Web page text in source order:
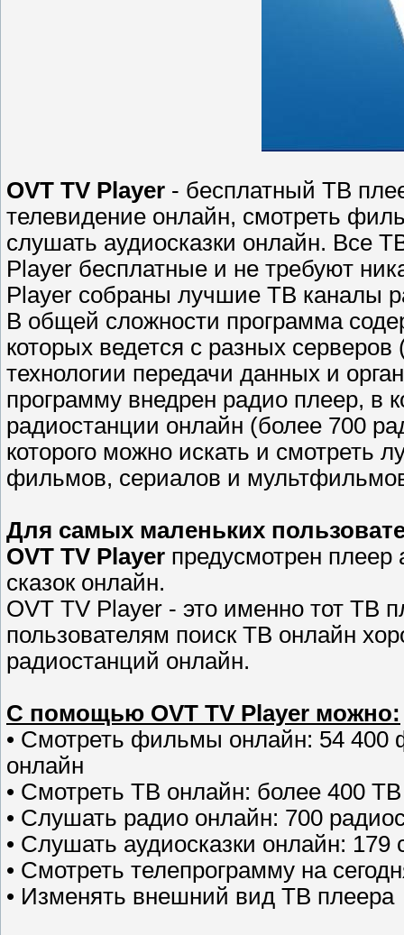
OVT TV Player - бесплатный ТВ
телевидение онлайн, смотреть
слушать аудиосказки онлайн. Все
Player бесплатные и не требуют
Player собраны лучшие ТВ каналы
В общей сложности программа
которых ведется с разных
технологии передачи данных и
программу внедрен радио плеер, в
радиостанции онлайн (более 700
которого можно искать и
фильмов, сериалов и
Для самых маленьких
OVT TV Player предусмотрен плеер
сказок онлайн.
OVT TV Player - это именно тот ТВ
пользователям поиск ТВ онлайн
радиостанций онлайн.
С помощью OVT TV Player можно:
• Смотреть фильмы онлайн: 54
онлайн
• Смотреть ТВ онлайн: более 400
• Слушать радио онлайн: 700
• Слушать аудиосказки онлайн: 179
• Смотреть телепрограмму на
• Изменять внешний вид ТВ плеера